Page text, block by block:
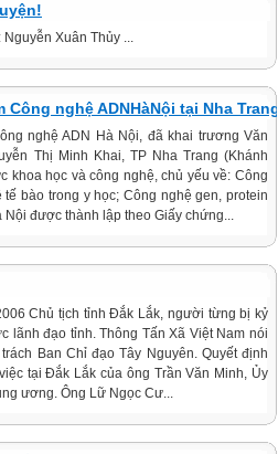
Nguyễn Xuân Thủy ...
nghệ ADNHàNội tại Nha Trang
nghệ ADN Hà Nội, đã khai trương Văn
Thị Minh Khai, TP Nha Trang (Khánh
khoa học và công nghệ, chủ yếu về: Công
bào trong y học; Công nghệ gen, protein
được thành lập theo Giấy chứng...
Chủ tịch tỉnh Đắk Lắk, người từng bị kỷ
lãnh đạo tỉnh. Thông Tấn Xã Việt Nam nói
Ban Chỉ đạo Tây Nguyên. Quyết định
tại Đắk Lắk của ông Trần Văn Minh, Ủy
ương. Ông Lữ Ngọc Cư...